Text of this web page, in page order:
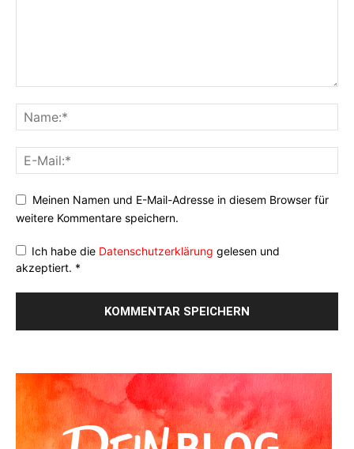
Meinen Namen und E-Mail-Adresse in diesem Browser für
weitere Kommentare speichern.
Ich habe die Datenschutzerklärung gelesen und
akzeptiert. *